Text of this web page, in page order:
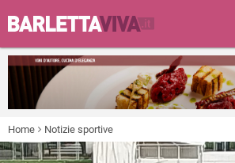
Home Notizie sportive